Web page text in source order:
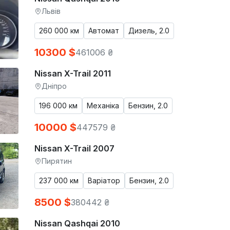
Львів
260 000 км Автомат Дизель, 2.0
10300 $461006 ₴
Nissan X-Trail 2011
Дніпро
196 000 км Механіка Бензин, 2.0
10000 $447579 ₴
Nissan X-Trail 2007
Пирятин
237 000 км Варіатор Бензин, 2.0
8500 $380442 ₴
Nissan Qashqai 2010